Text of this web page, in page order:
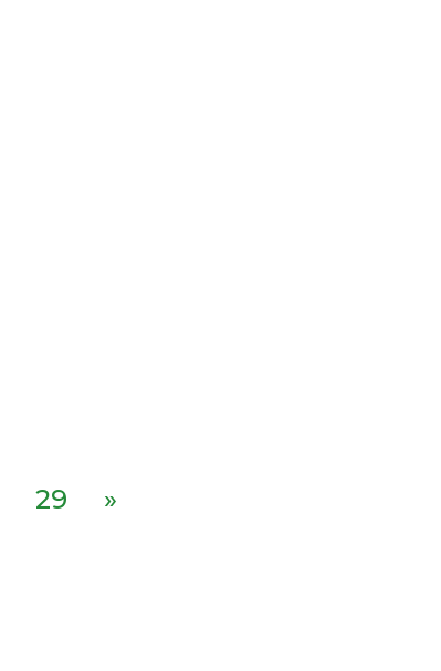
29 »